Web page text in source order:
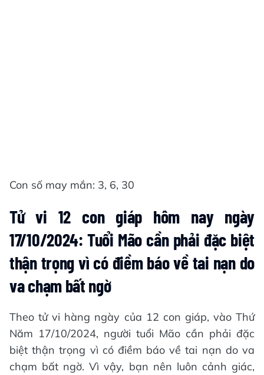
Con số may mắn: 3, 6, 30
Tử vi 12 con giáp hôm nay ngày
17/10/2024: Tuổi Mão cần phải đặc biệt
thận trọng vì có điềm báo về tai nạn do
va chạm bất ngờ
Theo tử vi hàng ngày của 12 con giáp, vào Thứ
Năm 17/10/2024, người tuổi Mão cần phải đặc
biệt thận trọng vì có điềm báo về tai nạn do va
chạm bất ngờ. Vì vậy, bạn nên luôn cảnh giác,